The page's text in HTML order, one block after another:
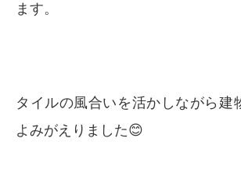
ます。
タイルの風合いを活かしながら建
よみがえりました😊